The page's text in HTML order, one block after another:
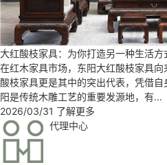
大红酸枝家具：为你打造另一种生活方
在红木家具市场，东阳大红酸枝家具
酸枝家具更是其中的突出代表，凭借
阳是传统木雕工艺的重要发源地，有...
2026/03/31 了解更多
代理中心